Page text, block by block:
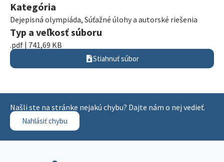
Kategória
Dejepisná olympiáda, Súťažné úlohy a autorské riešenia
Typ a veľkosť súboru
.pdf | 741,69 KB
Stiahnuť súbor
Našli ste na stránke nejakú chybu? Dajte nám o nej vedieť.
Nahlásiť chybu